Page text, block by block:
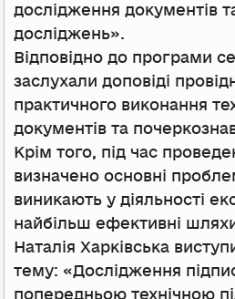
дослідження документів
досліджень».
Відповідно до програми
заслухали доповіді
практичного виконання
документів та
Крім того, під час
визначено основні
виникають у діяльності
найбільш ефективні
Наталія Харківська
тему: «Дослідження
попередньою технічною